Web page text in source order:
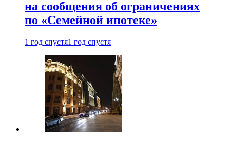
на сообщения об ограничениях
по «Семейной ипотеке»
1 год спустя1 год спустя